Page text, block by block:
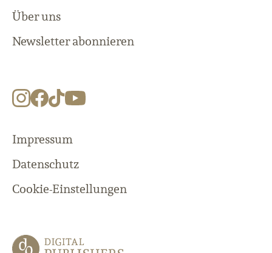
Über uns
Newsletter abonnieren
Impressum
Datenschutz
Cookie-Einstellungen